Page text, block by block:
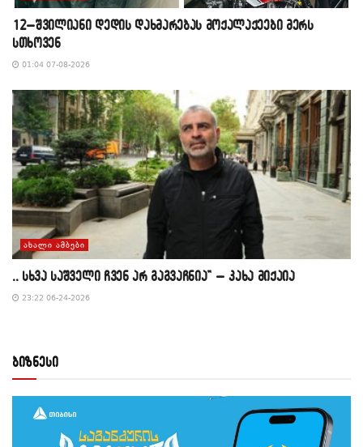
12–შვილიანი დედის დახმარებას მოქალაქეები მერს
სთხოვენ
01:04 07-08-2026
ᲐᲮᲐᲚᲘ ᲐᲛᲑᲔᲑᲘ
,, სხვა საშველი ჩვენ არ გაგვაჩნია” – კახა მიქაია
23:22 06-24-2026
ბიზნესი